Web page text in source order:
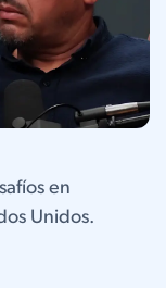
en
Unidos.